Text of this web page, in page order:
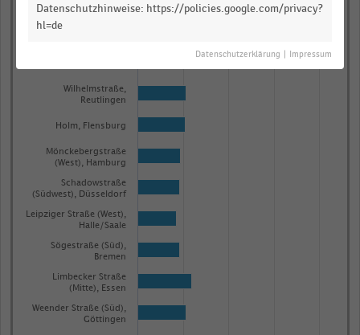
Nürnberg
Holm, Flensburg
Sögestraße (Süd),
Bremen
Bahnhofstraße,
Wilhelmstraße,
Reutlingen
Mönckebergstraße
(West), Hamburg
Schadowstraße
(Südwest), Düsseldorf
Leipziger Straße (West),
Halle/Saale
Limbecker Straße
(Mitte), Essen
Weender Straße (Süd),
Göttingen
Datenschutzhinweise: https://policies.google.com/privacy?
hl=de
Datenschutzerklärung Impressum